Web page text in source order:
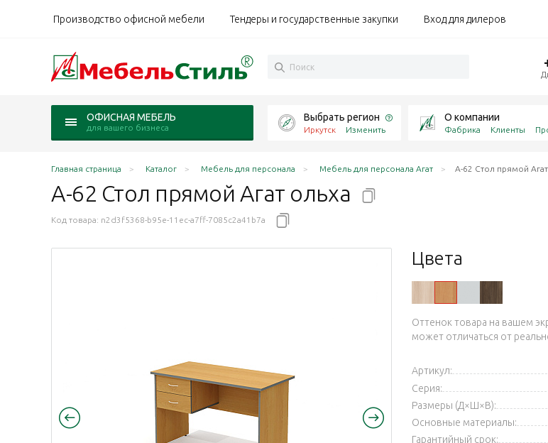
Производство офисной мебели Тендеры и государственные закупки Вход для дилеров
ОФИСНАЯ МЕБЕЛЬ
для вашего бизнеса
Выбрать регион
Иркутск Изменить
О компании
Фабрика Клиенты
Главная страница Каталог Мебель для персонала Мебель для персонала Агат А-62 Стол прямой
А-62 Стол прямой Агат ольха
Код товара: n2d3f5368-b95e-11ec-a7ff-7085c2a41b7a
Цвета
Оттенок товара на вашем
может отличаться от
Артикул:
Серия:
Размеры (Д×Ш×В):
Основные материалы:
Гарантийный срок: